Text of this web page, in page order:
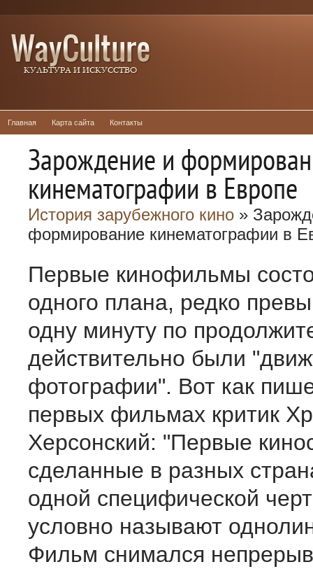
Главная Карта сайта Контакты
Зарождение и
кинематографии в Европе
История зарубежного кино »
формирование кинематографии в
Первые кинофильмы
одного плана, редко
одну минуту по
действительно были
фотографии". Вот как
первых фильмах критик
Херсонский: "Первые
сделанные в разных
одной специфической
условно называют
Фильм снимался